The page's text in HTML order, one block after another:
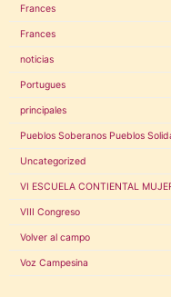
Frances
Frances
noticias
Portugues
principales
Pueblos Soberanos Pueblos
Uncategorized
VI ESCUELA CONTIENTAL
VIII Congreso
Volver al campo
Voz Campesina